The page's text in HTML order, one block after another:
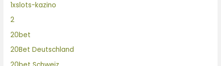
1xslots-kazino
2
20bet
20Bet Deutschland